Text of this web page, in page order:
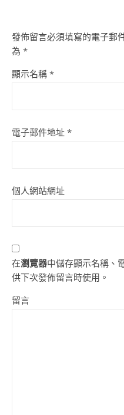
發佈留言必須填寫的電子郵
為 *
顯示名稱 *
電子郵件地址 *
個人網站網址
在瀏覽器中儲存顯示名稱、
供下次發佈留言時使用。
留言